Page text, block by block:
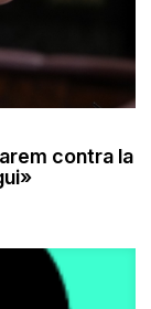
contra la